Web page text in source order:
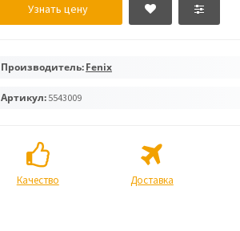
Узнать цену
Производитель:Fenix
Артикул: 5543009
Качество Доставка